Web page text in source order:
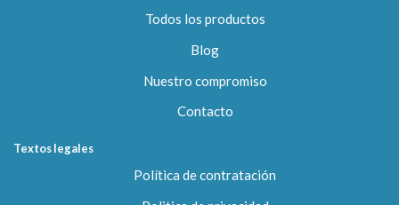
Todos los productos
Blog
Nuestro compromiso
Contacto
Textos legales
Política de contratación